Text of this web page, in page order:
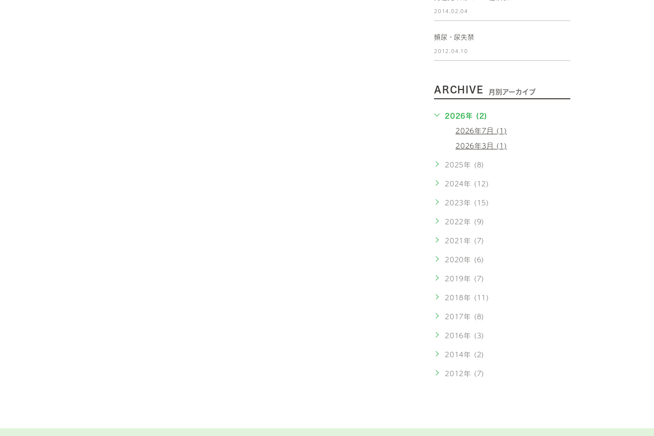
2014.02.04
頻尿・尿失禁
2012.04.10
ARCHIVE 月別アーカイブ
2026年 (2)
2026年7月 (1)
2026年3月 (1)
2025年 (8)
2024年 (12)
2023年 (15)
2022年 (9)
2021年 (7)
2020年 (6)
2019年 (7)
2018年 (11)
2017年 (8)
2016年 (3)
2014年 (2)
2012年 (7)